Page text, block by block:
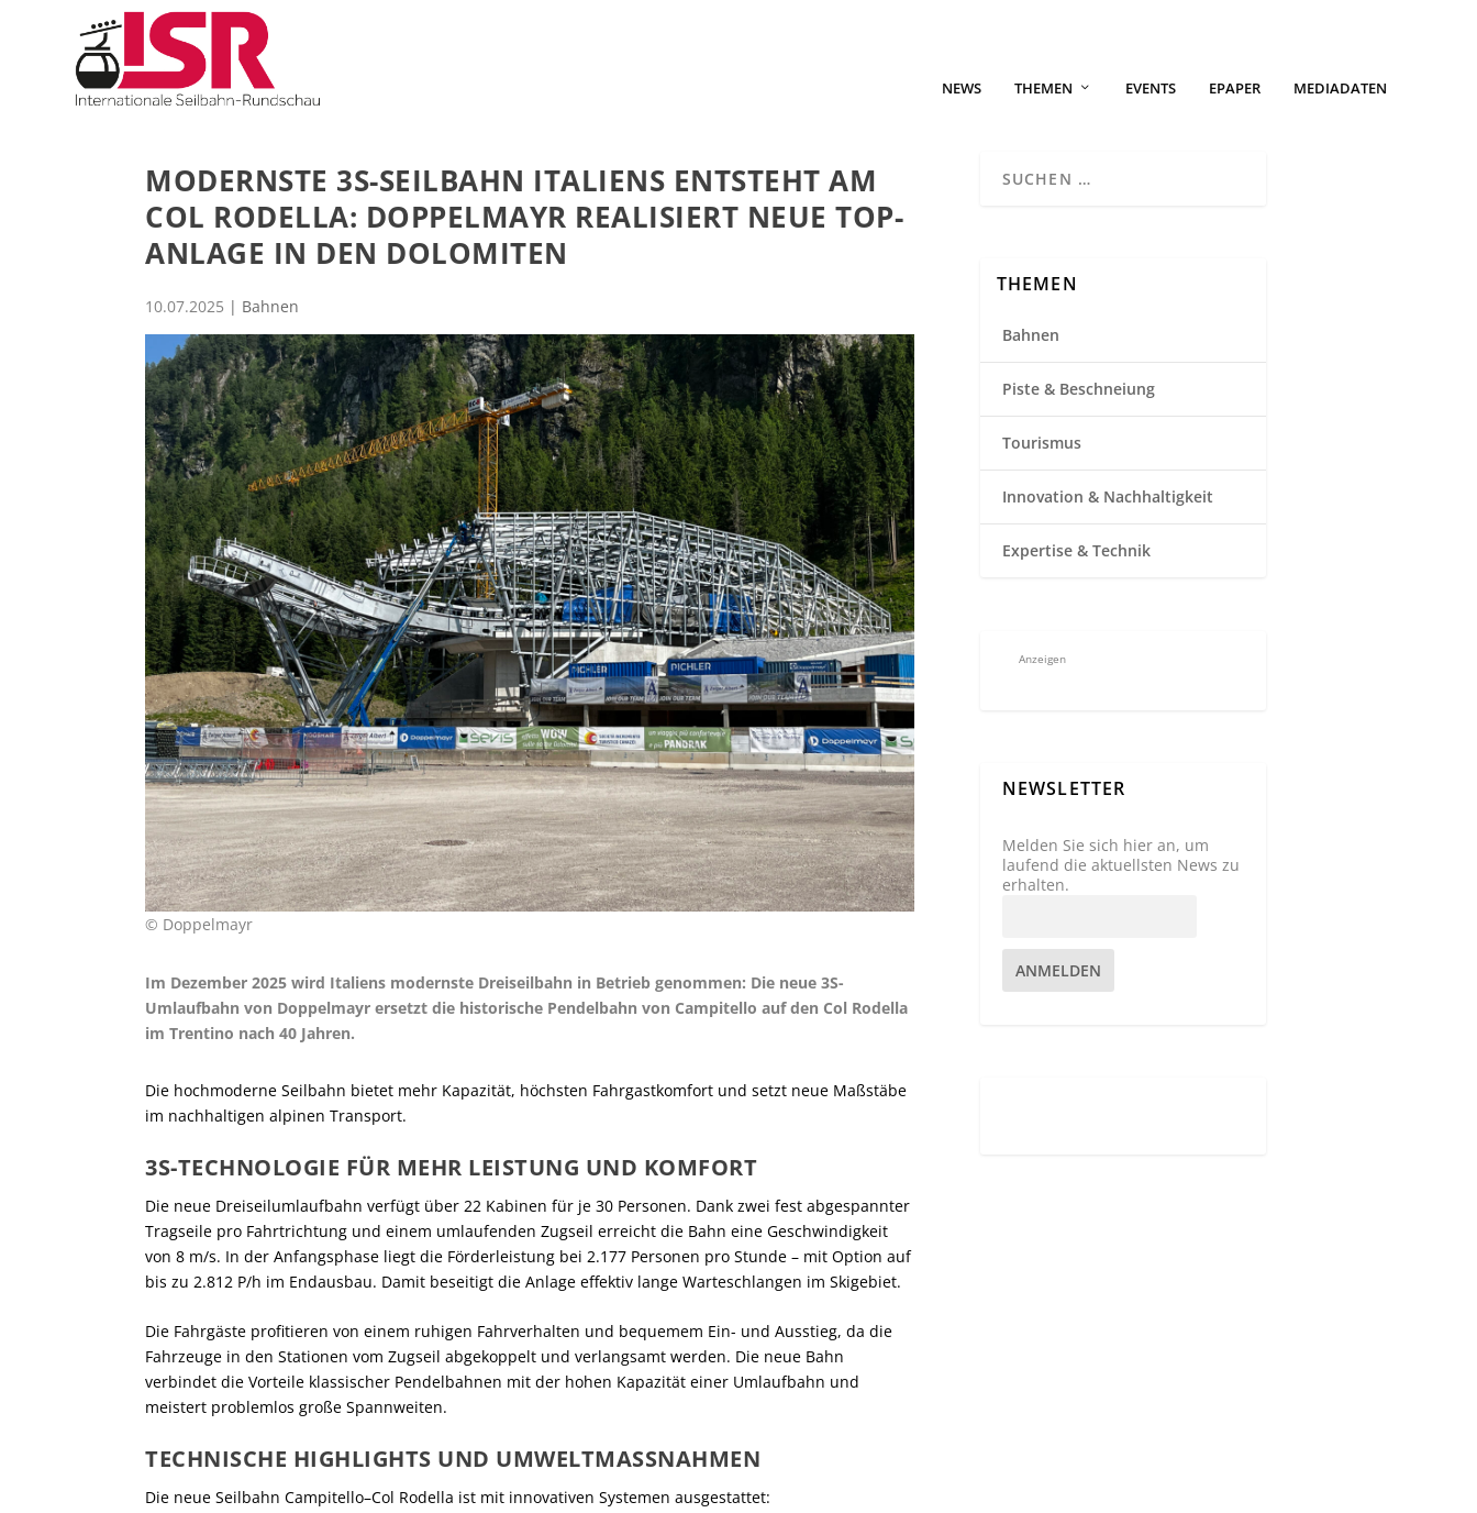
NEWS THEMEN EVENTS EPAPER MEDIADATEN
MODERNSTE 3S-SEILBAHN ITALIENS ENTSTEHT AM
COL RODELLA: DOPPELMAYR REALISIERT NEUE TOP-
ANLAGE IN DEN DOLOMITEN
10.07.2025 | Bahnen
© Doppelmayr
Im Dezember 2025 wird Italiens modernste Dreiseilbahn in Betrieb genommen: Die neue 3S-
Umlaufbahn von Doppelmayr ersetzt die historische Pendelbahn von Campitello auf den Col Rodella
im Trentino nach 40 Jahren.
Die hochmoderne Seilbahn bietet mehr Kapazität, höchsten Fahrgastkomfort und setzt neue Maßstäbe
im nachhaltigen alpinen Transport.
3S-TECHNOLOGIE FÜR MEHR LEISTUNG UND KOMFORT
Die neue Dreiseilumlaufbahn verfügt über 22 Kabinen für je 30 Personen. Dank zwei fest abgespannter
Tragseile pro Fahrtrichtung und einem umlaufenden Zugseil erreicht die Bahn eine Geschwindigkeit
von 8 m/s. In der Anfangsphase liegt die Förderleistung bei 2.177 Personen pro Stunde – mit Option auf
bis zu 2.812 P/h im Endausbau. Damit beseitigt die Anlage effektiv lange Warteschlangen im Skigebiet.
Die Fahrgäste profitieren von einem ruhigen Fahrverhalten und bequemem Ein- und Ausstieg, da die
Fahrzeuge in den Stationen vom Zugseil abgekoppelt und verlangsamt werden. Die neue Bahn
verbindet die Vorteile klassischer Pendelbahnen mit der hohen Kapazität einer Umlaufbahn und
meistert problemlos große Spannweiten.
TECHNISCHE HIGHLIGHTS UND UMWELTMASSNAHMEN
Die neue Seilbahn Campitello–Col Rodella ist mit innovativen Systemen ausgestattet:
THEMEN
Bahnen
Piste & Beschneiung
Tourismus
Innovation & Nachhaltigkeit
Expertise & Technik
Anzeigen
NEWSLETTER
Melden Sie sich hier an, um
laufend die aktuellsten News zu
erhalten.
ANMELDEN